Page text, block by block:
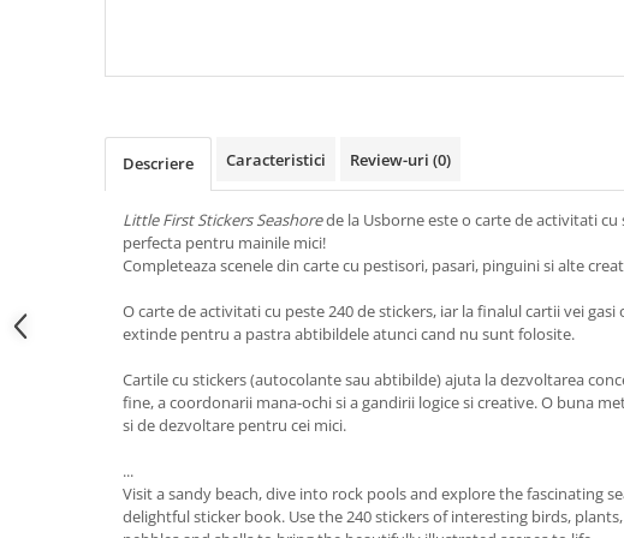
Descriere Caracteristici Review-uri (0)
Little First Stickers Seashorede la Usborne este o carte de activitati
perfecta pentru mainile mici!
Completeaza scenele din carte cu pestisori, pasari, pinguini si alte
O carte de activitati cu peste 240 de stickers, iar la finalul cartii vei gasi
extinde pentru a pastra abtibildele atunci cand nu sunt folosite.
Cartile cu stickers (autocolante sau abtibilde) ajuta la dezvoltarea
fine, a coordonarii mana-ochi si a gandirii logice si creative. O buna
si de dezvoltare pentru cei mici.
...
Visit a sandy beach, dive into rock pools and explore the fascinating
delightful sticker book. Use the 240 stickers of interesting birds,